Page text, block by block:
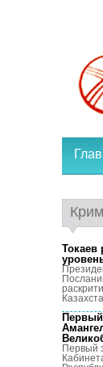
Токаев
Первый